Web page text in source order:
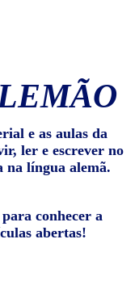
e as aulas da
ler e escrever no
na língua alemã.
conhecer a
abertas!